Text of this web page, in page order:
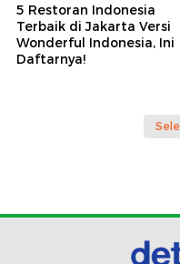
5 Restoran Indonesia
Terbaik di Jakarta Versi
Wonderful Indonesia, Ini
Daftarnya!